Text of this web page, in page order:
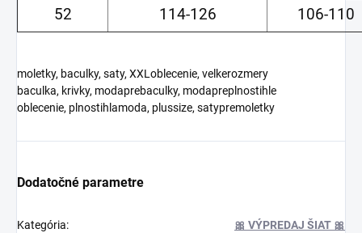
52
114-126 106-110
moletky, baculky, saty, XXLoblecenie, velkerozmery
baculka, krivky, modaprebaculky, modapreplnostihle
oblecenie, plnostihlamoda, plussize, satypremoletky
Dodatočné parametre
Kategória: 🎀 VÝPREDAJ ŠIAT 🎀